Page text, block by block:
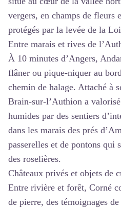
vergers, en champs de fleurs
protégés par la levée de la
Entre marais et rives de
À 10 minutes d’Angers,
flâner ou pique-niquer au
chemin de halage. Attaché à
Brain-sur-l’Authion a
humides par des sentiers
dans les marais des prés
passerelles et de pontons qui
des roselières.
Châteaux privés et objets de
Entre rivière et forêt, Corné
de pierre, des témoignages